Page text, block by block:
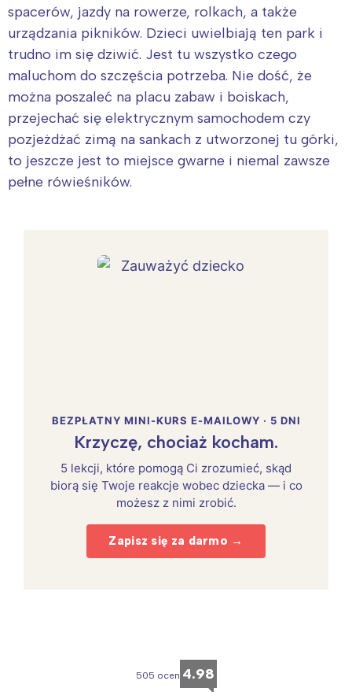
spacerów, jazdy na rowerze, rolkach, a także
urządzania pikników. Dzieci uwielbiają ten park i
trudno im się dziwić. Jest tu wszystko czego
maluchom do szczęścia potrzeba. Nie dość, że
można poszaleć na placu zabaw i boiskach,
przejechać się elektrycznym samochodem czy
pozjeżdżać zimą na sankach z utworzonej tu górki,
to jeszcze jest to miejsce gwarne i niemal zawsze
pełne rówieśników.
BEZPŁATNY MINI-KURS E-MAILOWY · 5 DNI
Krzyczę, chociaż kocham.
5 lekcji, które pomogą Ci zrozumieć, skąd
biorą się Twoje reakcje wobec dziecka — i co
możesz z nimi zrobić.
Zapisz się za darmo →
505 ocen 4.98